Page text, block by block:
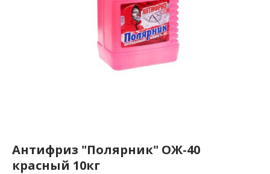
Антифриз "Полярник" ОЖ-40
красный 10кг